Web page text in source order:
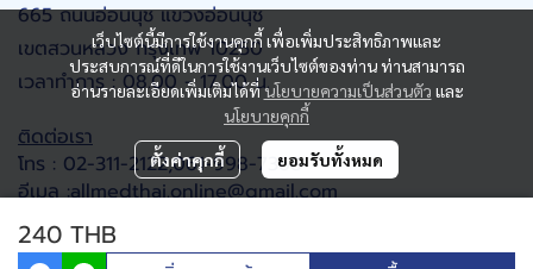
240 THB
เว็บไซต์นี้มีการใช้งานคุกกี้ เพื่อเพิ่มประสิทธิภาพและ
ประสบการณ์ที่ดีในการใช้งานเว็บไซต์ของท่าน ท่านสามารถ
อ่านรายละเอียดเพิ่มเติมได้ที่นโยบายความเป็นส่วนตัว และ
นโยบายคุกกี้
ตั้งค่าคุกกี้ ยอมรับทั้งหมด
665 ถนนอ่อนนุช แขวงอ่อนนุช
เขตสวนหลวง กรุงเทพ 10250
เวลาทำการ : 08.00 - 17.00 น.
ติดต่อเรา
โทร : 02-311-2122,061-998-7368
อีเมล :allmedthai.online@gmail.com
Google map